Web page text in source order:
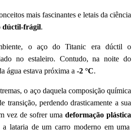
mais fascinantes e letais da ciência
dúctil-frágil.
o aço do Titanic era dúctil o
no estaleiro. Contudo, na noite do
água estava próxima a -2 °C.
o aço daquela composição química
transição, perdendo drasticamente a sua
vez de sofrer uma deformação plástica
a lataria de um carro moderno em uma